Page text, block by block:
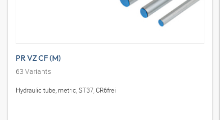
PR VZ CF (M)
63 Variants
Hydraulic tube, metric, ST37, CR6frei